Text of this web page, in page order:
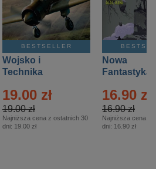
BESTSELLER
Wojsko i
Technika
Specjalne –
Eprasa – 2/2026
19.00 zł
19.00 zł
Najniższa cena z ostatnich 30
dni: 19.00 zł
Nowa
Fantastyka
16.90 zł
16.90 zł
Najniższa cena z
dni: 16.90 zł